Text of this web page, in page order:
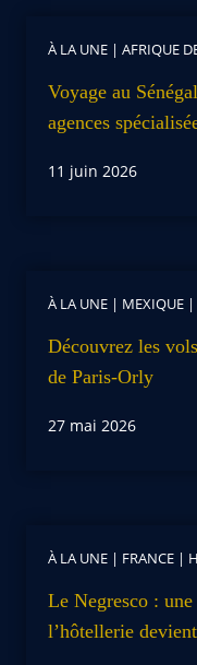
À LA UNE | AFRIQUE
Voyage au
agences
11 juin 2026
À LA UNE | MEXIQUE |
Découvrez les
de Paris-Orly
27 mai 2026
À LA UNE | FRANCE |
Le Negresco :
l’hôtellerie